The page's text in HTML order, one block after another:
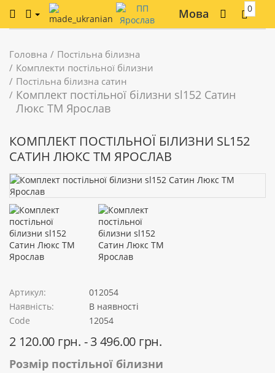
Мова 0
Головна
Постільна білизна
Комплекти постільної білизни
Постільна білизна сатин
Комплект постільної білизни sl152 Сатин
Люкс ТМ Ярослав
КОМПЛЕКТ ПОСТІЛЬНОЇ БІЛИЗНИ SL152
САТИН ЛЮКС ТМ ЯРОСЛАВ
Артикул:
012054
Наявність:
В наявності
Code
12054
2 120.00 грн. - 3 496.00 грн.
Розмір постільної білизни